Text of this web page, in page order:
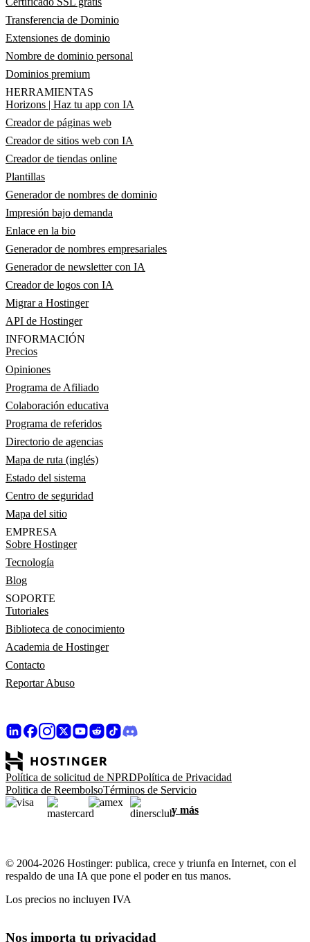
Transferencia de Dominio
Extensiones de dominio
Nombre de dominio personal
Dominios premium
HERRAMIENTAS
Horizons | Haz tu app con IA
Creador de páginas web
Creador de sitios web con IA
Creador de tiendas online
Plantillas
Generador de nombres de dominio
Impresión bajo demanda
Enlace en la bio
Generador de nombres empresariales
Generador de newsletter con IA
Creador de logos con IA
Migrar a Hostinger
API de Hostinger
INFORMACIÓN
Precios
Opiniones
Programa de Afiliado
Colaboración educativa
Programa de referidos
Directorio de agencias
Mapa de ruta (inglés)
Estado del sistema
Centro de seguridad
Mapa del sitio
EMPRESA
Sobre Hostinger
Tecnología
Blog
SOPORTE
Tutoriales
Biblioteca de conocimiento
Academia de Hostinger
Contacto
Reportar Abuso
Política de solicitud de NPRDPolítica de Privacidad
Politica de ReembolsoTérminos de Servicio
y más
© 2004-2026 Hostinger: publica, crece y triunfa en Internet, con el
respaldo de una IA que pone el poder en tus manos.
Los precios no incluyen IVA
Nos importa tu privacidad